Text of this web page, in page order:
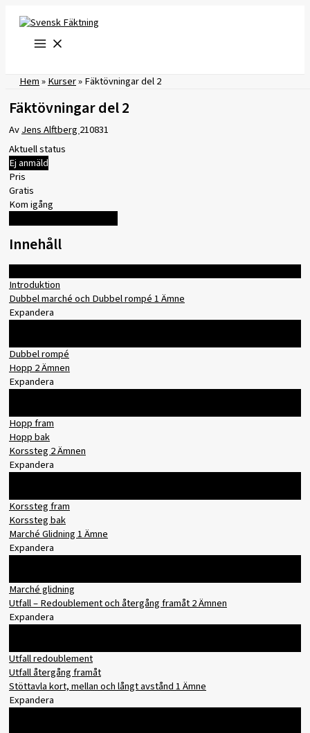
innehåll
Hem»Kurser»Fäktövningar del 2
Fäktövningar del 2
AvJens Alftberg210831
Aktuell status
Ej anmäld
Pris
Gratis
Kom igång
Innehåll
Introduktion
Dubbel marché och Dubbel rompé1 Ämne
Expandera
Dubbel rompé
Hopp 2 Ämnen
Expandera
Hopp fram
Hopp bak
Korssteg 2 Ämnen
Expandera
Korssteg fram
Korssteg bak
Marché Glidning1 Ämne
Expandera
Marché glidning
Utfall – Redoublement och återgång framåt2 Ämnen
Expandera
Utfall redoublement
Utfall återgång framåt
Stöttavla kort, mellan och långt avstånd1 Ämne
Expandera